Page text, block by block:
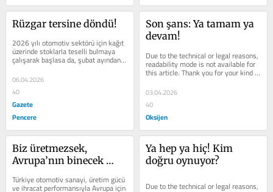
Rüzgar tersine döndü!
2026 yılı otomotiv sektörü için kağıt
üzerinde stoklarla teselli bulmaya
çalışarak başlasa da, şubat ayından
itibaren rüzgar tersine...
06.04.2026
40
Gazete
Pencere
Son şans: Ya tamam ya
devam!
Due to the technical or legal reasons,
readability mode is not available for
this article. Thank you for your kind
03.04.2026
40
Oksijen
Biz üretmezsek,
Avrupa’nın binecek
Türkiye otomotiv sanayi, üretim gücü
ve ihracat performansıyla Avrupa için
Ya hep ya hiç! Kim
doğru oynuyor?
Due to the technical or legal reasons,